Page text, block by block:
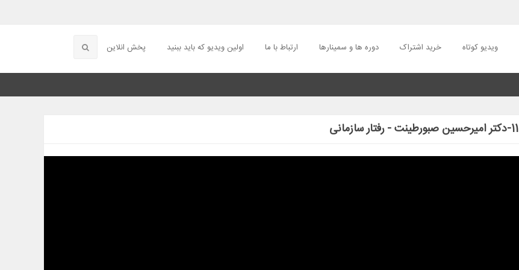
ویدیو کوتاه خرید اشتراک دوره ها و سمینارها ارتباط با ما اولین ویدیو که باید ببنید پخش انلاین
11-دکتر امیرحسین صبورطینت - رفتار سازمانی